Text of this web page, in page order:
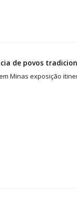
de povos
Minas exposição